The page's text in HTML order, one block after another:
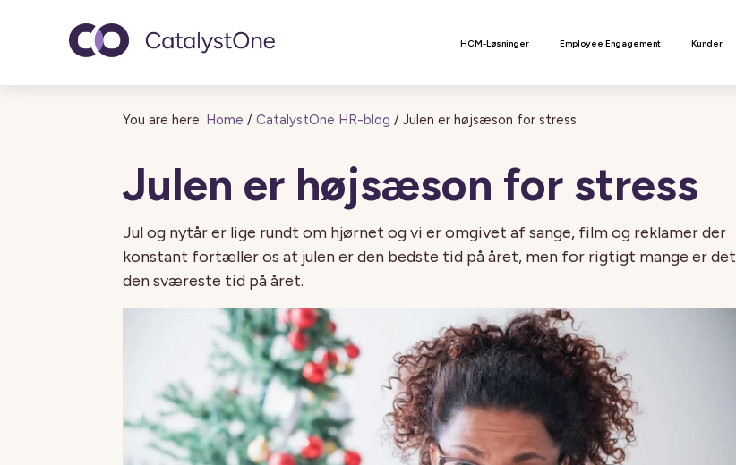
Toggle navigation HCM-Løsninger Employee Engagement Kunder
You are here: Home / CatalystOne HR-blog / Julen er højsæson for stress
Julen er højsæson for stress
Jul og nytår er lige rundt om hjørnet og vi er omgivet af sange, film og reklamer der
konstant fortæller os at julen er den bedste tid på året, men for rigtigt mange er det
den sværeste tid på året.